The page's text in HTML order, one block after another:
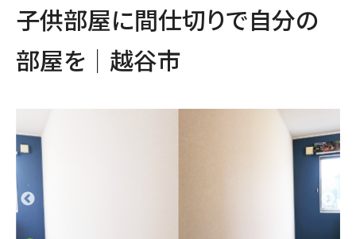
子供部屋に間仕切りで自分の
部屋を│越谷市